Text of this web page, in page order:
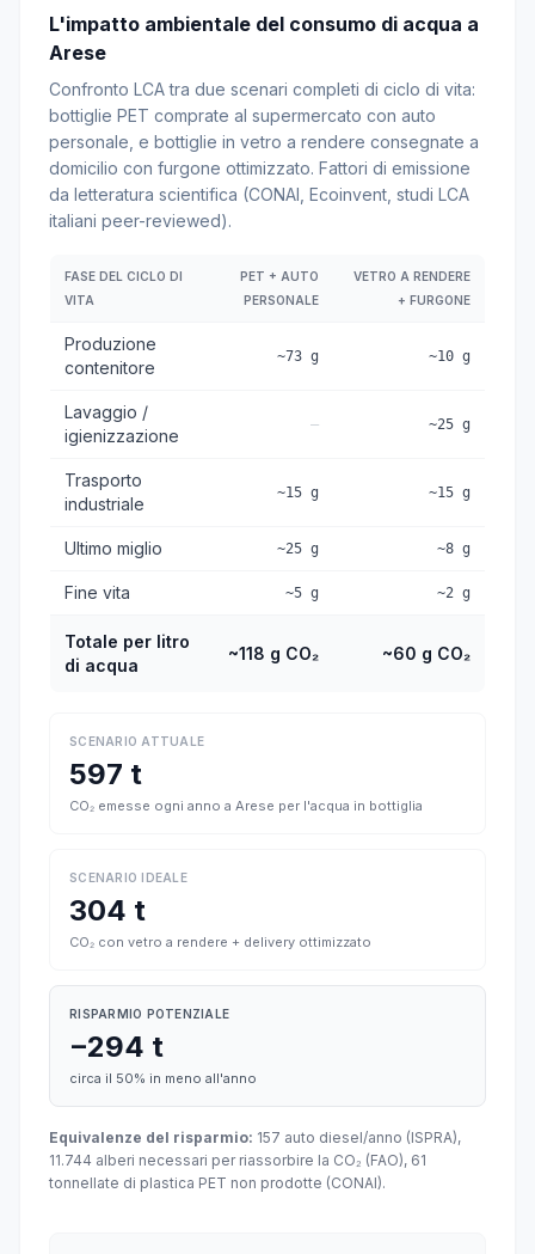
L'impatto ambientale del consumo di acqua a
Arese
Confronto LCA tra due scenari completi di ciclo di vita:
bottiglie PET comprate al supermercato con auto
personale, e bottiglie in vetro a rendere consegnate a
domicilio con furgone ottimizzato. Fattori di emissione
da letteratura scientifica (CONAI, Ecoinvent, studi LCA
italiani peer-reviewed).
FASE DEL CICLO DI
VITA
PET + AUTO
PERSONALE
VETRO A RENDERE
+ FURGONE
Produzione
contenitore
~73 g ~10 g
Lavaggio /
igienizzazione
— ~25 g
Trasporto
industriale
~15 g ~15 g
Ultimo miglio ~25 g ~8 g
Fine vita ~5 g ~2 g
Totale per litro
di acqua
~118 g CO₂ ~60 g CO₂
SCENARIO ATTUALE
597 t
CO₂ emesse ogni anno a Arese per l'acqua in bottiglia
SCENARIO IDEALE
304 t
CO₂ con vetro a rendere + delivery ottimizzato
RISPARMIO POTENZIALE
−294 t
circa il 50% in meno all'anno
Equivalenze del risparmio: 157 auto diesel/anno (ISPRA),
11.744 alberi necessari per riassorbire la CO₂ (FAO), 61
tonnellate di plastica PET non prodotte (CONAI).